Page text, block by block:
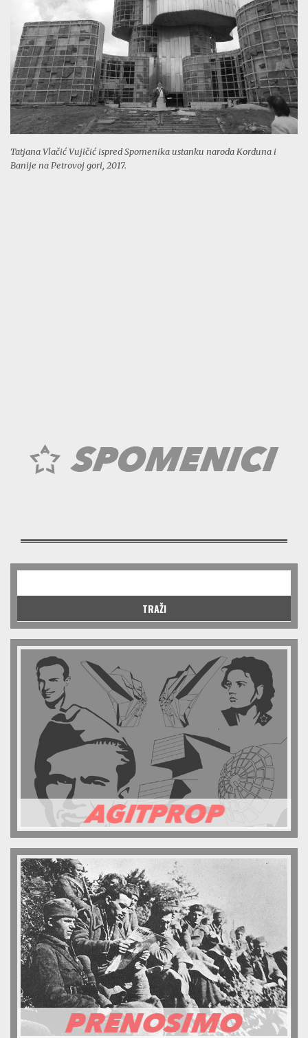
Tatjana Vlačić Vujičić ispred Spomenika ustanku naroda Korduna i
Banije na Petrovoj gori, 2017.